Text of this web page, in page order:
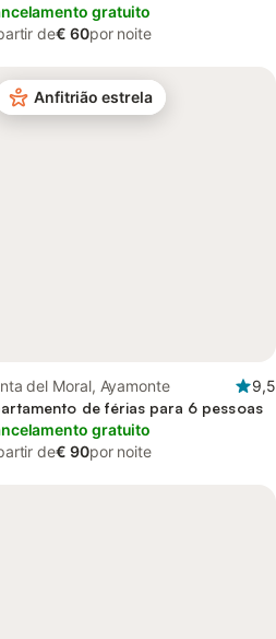
gratuito
de€ 60por noite
Anfitrião estrela
del Moral, Ayamonte
9,5
de férias para 6 pessoas
gratuito
de€ 90por noite